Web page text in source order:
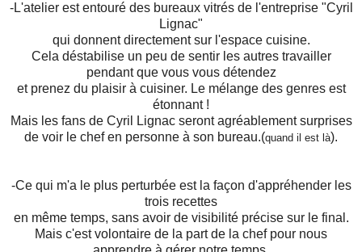
-L'atelier est entouré des bureaux vitrés de l'entreprise "Cyril
Lignac"
qui donnent directement sur l'espace cuisine.
Cela déstabilise un peu de sentir les autres travailler
pendant que vous vous détendez
et prenez du plaisir à cuisiner. Le mélange des genres est
étonnant !
Mais les fans de Cyril Lignac seront agréablement surprises
de voir le chef en personne à son bureau.(quand il est là).
-Ce qui m'a le plus perturbée est la façon d'appréhender les
trois recettes
en même temps, sans avoir de visibilité précise sur le final.
Mais c'est volontaire de la part de la chef pour nous